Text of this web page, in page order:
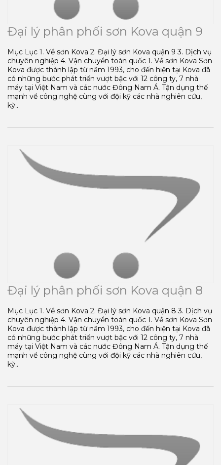
Đại lý phân phối sơn Kova quận 9
Mục Lục 1. Về sơn Kova 2. Đại lý sơn Kova quận 9 3. Dịch vụ
chuyên nghiệp 4. Vận chuyển toàn quốc 1. Về sơn Kova Sơn
Kova được thành lập từ năm 1993, cho đến hiện tại Kova đã
có những bước phát triển vượt bậc với 12 công ty, 7 nhà
máy tại Việt Nam và các nước Đông Nam Á. Tận dụng thế
mạnh về công nghệ cùng với đội kỹ các nhà nghiên cứu,
kỹ..
Đại lý phân phối sơn Kova quận 8
Mục Lục 1. Về sơn Kova 2. Đại lý sơn Kova quận 8 3. Dịch vụ
chuyên nghiệp 4. Vận chuyển toàn quốc 1. Về sơn Kova Sơn
Kova được thành lập từ năm 1993, cho đến hiện tại Kova đã
có những bước phát triển vượt bậc với 12 công ty, 7 nhà
máy tại Việt Nam và các nước Đông Nam Á. Tận dụng thế
mạnh về công nghệ cùng với đội kỹ các nhà nghiên cứu,
kỹ..